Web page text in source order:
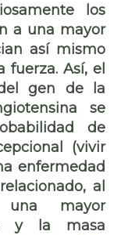
los
a una mayor
así mismo
fuerza. Así, el
gen de la
se
de
(vivir
enfermedad
al
mayor
y la masa